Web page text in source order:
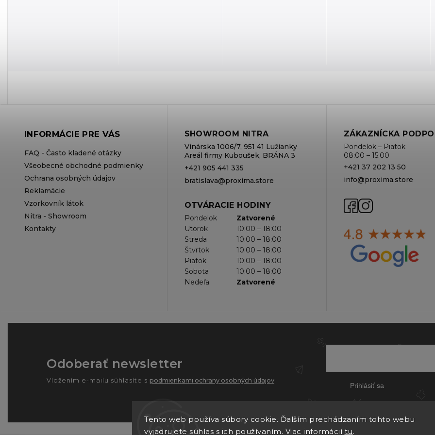
Tento web používa súbory cookie. Ďalším prechádzaním tohto webu
vyjadrujete súhlas s ich používaním. Viac informácií tu.
INFORMÁCIE PRE VÁS
FAQ - Často kladené otázky
Všeobecné obchodné podmienky
Ochrana osobných údajov
Reklamácie
Vzorkovník látok
Nitra - Showroom
Kontakty
SHOWROOM NITRA
Vinárska 1006/7, 951 41 Lužianky
Areál firmy Kuboušek, BRÁNA 3
+421 905 441 335
bratislava@proxima.store
OTVÁRACIE HODINY
Pondelok
Zatvorené
Utorok
10:00 – 18:00
Streda
10:00 – 18:00
Štvrtok
10:00 – 18:00
Piatok
10:00 – 18:00
Sobota
10:00 – 18:00
Nedeľa
Zatvorené
ZÁKAZNÍCKA
Pondelok – Piatok
08:00 – 15:00
+421 37 202 13 50
info@proxima.store
Odoberať newsletter
Vložením e-mailu súhlasíte s podmienkami ochrany osobných údajov
Prihlásiť sa